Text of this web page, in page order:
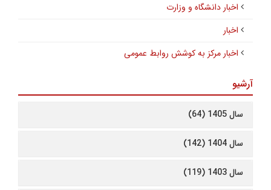
اخبار دانشگاه و وزارت
اخبار
اخبار مرکز به کوشش روابط عمومی
آرشیو
سال 1405 (64)
سال 1404 (142)
سال 1403 (119)